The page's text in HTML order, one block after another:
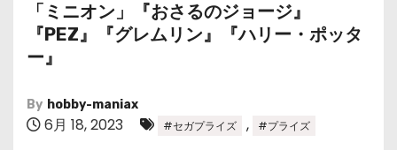
「ミニオン」『おさるのジョージ』
『PEZ』『グレムリン』『ハリー・ポッタ
ー』
By hobby-maniax
6月 18, 2023 #セガプライズ , #プライズ